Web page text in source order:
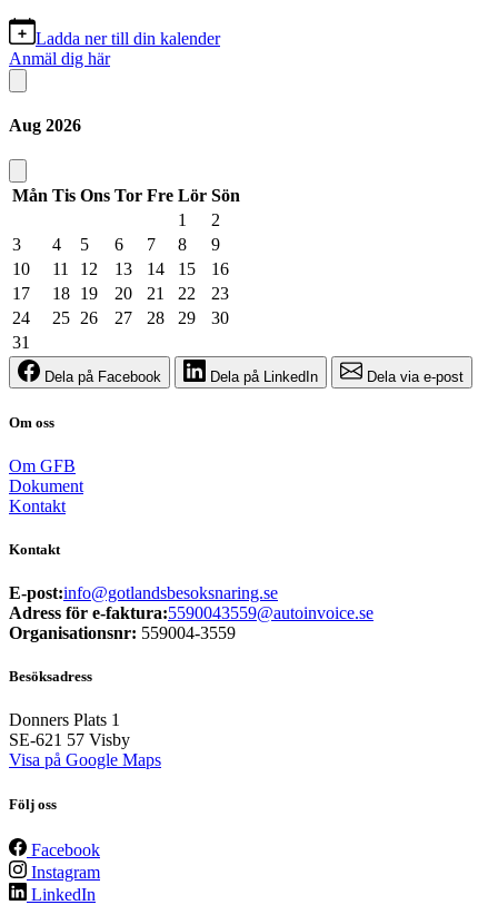
Ladda ner till din kalender
Anmäl dig här
Aug 2026
Mån Tis Ons Tor Fre Lör Sön
1
2
3
4 5 6 7 8
9
10
11 12 13 14 15
16
17
18 19 20 21 22
23
24
25 26 27 28 29
30
31
Dela på Facebook Dela på LinkedIn Dela via e-post
Om oss
Om GFB
Dokument
Kontakt
Kontakt
E-post:info@gotlandsbesoksnaring.se
Adress för e-faktura:5590043559@autoinvoice.se
Organisationsnr: 559004-3559
Besöksadress
Donners Plats 1
SE-621 57 Visby
Visa på Google Maps
Följ oss
Facebook
Instagram
LinkedIn